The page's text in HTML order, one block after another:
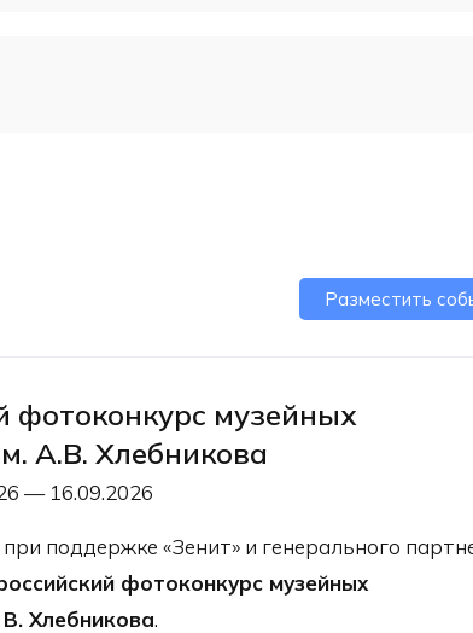
Разместить
фотоконкурс музейных
А.В. Хлебникова
— 16.09.2026
поддержке «Зенит» и генерального
фотоконкурс музейных
Хлебникова.